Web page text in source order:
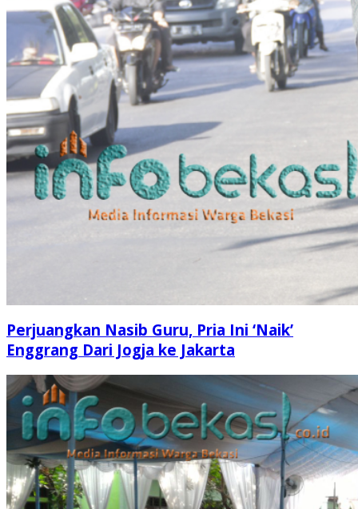
Perjuangkan Nasib Guru, Pria Ini ‘Naik’
Enggrang Dari Jogja ke Jakarta